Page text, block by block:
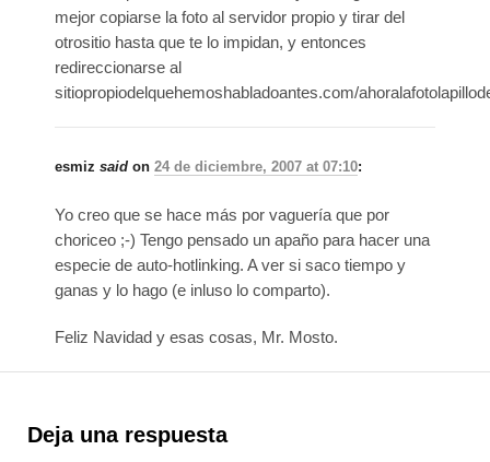
mejor copiarse la foto al servidor propio y tirar del
otrositio hasta que te lo impidan, y entonces
redireccionarse al
sitiopropiodelquehemoshabladoantes.com/
esmiz said on 24 de diciembre, 2007 at 07:10:
Yo creo que se hace más por vaguería que por
choriceo ;-) Tengo pensado un apaño para hacer una
especie de auto-hotlinking. A ver si saco tiempo y
ganas y lo hago (e inluso lo comparto).
Feliz Navidad y esas cosas, Mr. Mosto.
Deja una respuesta